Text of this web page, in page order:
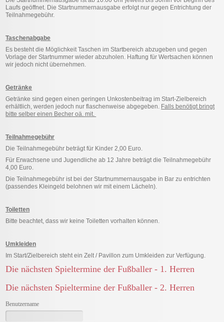
Laufs geöffnet. Die Startnummernausgabe erfolgt nur gegen Entrichtung der
Teilnahmegebühr.
Taschenabgabe
Es besteht die Möglichkeit Taschen im Startbereich abzugeben und gegen
Vorlage der Startnummer wieder abzuholen. Haftung für Wertsachen können
wir jedoch nicht übernehmen.
Getränke
Getränke sind gegen einen geringen Unkostenbeitrag im Start-Zielbereich
erhältlich, werden jedoch nur flaschenweise abgegeben. Falls benötigt bringt
bitte selber einen Becher oä. mit.
Teilnahmegebühr
Die Teilnahmegebühr beträgt für Kinder 2,00 Euro.
Für Erwachsene und Jugendliche ab 12 Jahre beträgt die Teilnahmegebühr
4,00 Euro.
Die Teilnahmegebühr ist bei der Startnummernausgabe in Bar zu entrichten
(passendes Kleingeld belohnen wir mit einem Lächeln).
Toiletten
Bitte beachtet, dass wir keine Toiletten vorhalten können.
Umkleiden
Im Start/Zielbereich steht ein Zelt / Pavillon zum Umkleiden zur Verfügung.
Die nächsten Spieltermine der Fußballer - 1. Herren
Die nächsten Spieltermine der Fußballer - 2. Herren
Benutzername